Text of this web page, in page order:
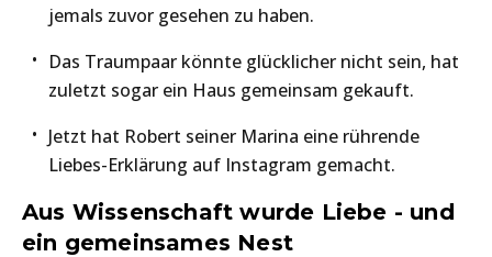
jemals zuvor gesehen zu haben.
Das Traumpaar könnte glücklicher nicht sein, hat
zuletzt sogar ein Haus gemeinsam gekauft.
Jetzt hat Robert seiner Marina eine rührende
Liebes-Erklärung auf Instagram gemacht.
Aus Wissenschaft wurde Liebe - und
ein gemeinsames Nest